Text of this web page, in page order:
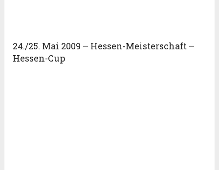
24./25. Mai 2009 – Hessen-Meisterschaft –
Hessen-Cup